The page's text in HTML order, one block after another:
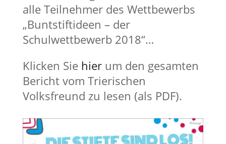
alle Teilnehmer des Wettbewerbs
„Buntstiftideen – der
Schulwettbewerb 2018“…
Klicken Sie hierum den gesamten
Bericht vom Trierischen
Volksfreund zu lesen (als PDF).